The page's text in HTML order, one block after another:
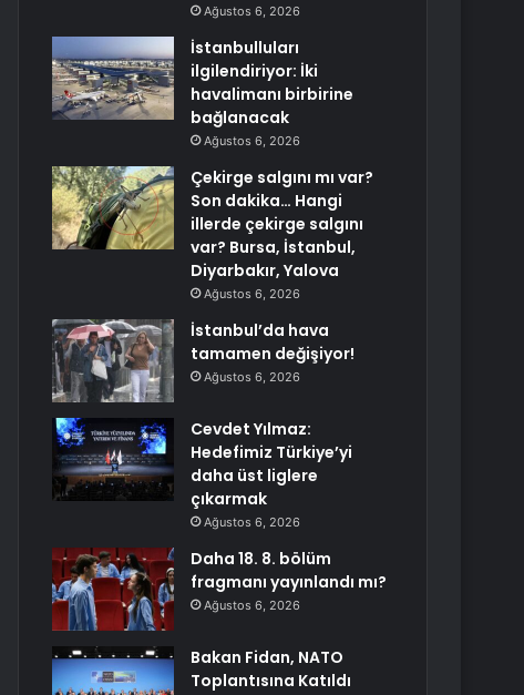
Ağustos 6, 2026
İstanbulluları
ilgilendiriyor: İki
havalimanı birbirine
bağlanacak
Ağustos 6, 2026
Çekirge salgını mı var?
Son dakika… Hangi
illerde çekirge salgını
var? Bursa, İstanbul,
Diyarbakır, Yalova
Ağustos 6, 2026
İstanbul’da hava
tamamen değişiyor!
Ağustos 6, 2026
Cevdet Yılmaz:
Hedefimiz Türkiye’yi
daha üst liglere
çıkarmak
Ağustos 6, 2026
Daha 18. 8. bölüm
fragmanı yayınlandı mı?
Ağustos 6, 2026
Bakan Fidan, NATO
Toplantısına Katıldı